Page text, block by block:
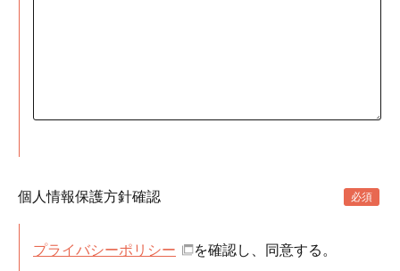
個人情報保護方針確認
プライバシーポリシー を確認し、同意する。